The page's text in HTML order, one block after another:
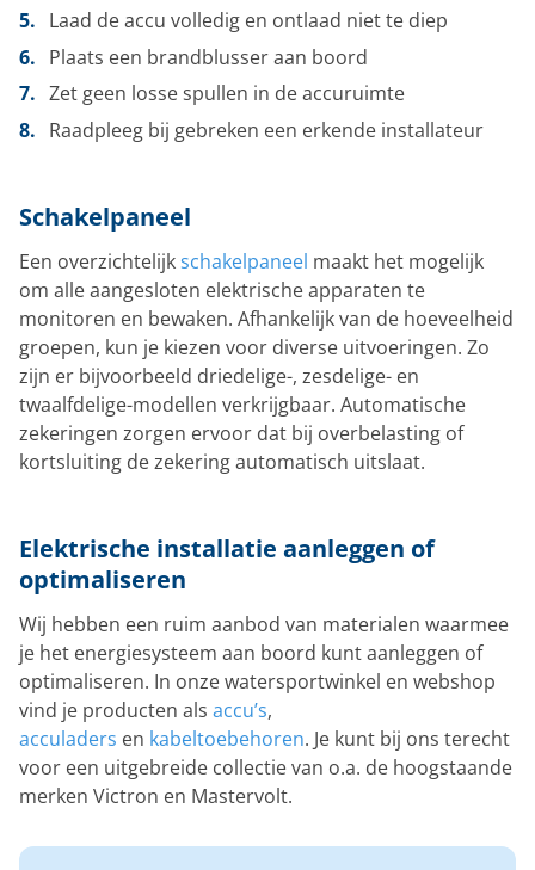
Laad de accu volledig en ontlaad niet te diep
Plaats een brandblusser aan boord
Zet geen losse spullen in de accuruimte
Raadpleeg bij gebreken een erkende installateur
Schakelpaneel
Een overzichtelijkschakelpaneel maakt het mogelijk
om alle aangesloten elektrische apparaten te
monitoren en bewaken. Afhankelijk van de hoeveelheid
groepen, kun je kiezen voor diverse uitvoeringen. Zo
zijn er bijvoorbeeld driedelige-, zesdelige- en
twaalfdelige-modellen verkrijgbaar. Automatische
zekeringen zorgen ervoor dat bij overbelasting of
kortsluiting de zekering automatisch uitslaat.
Elektrische installatie aanleggen of
optimaliseren
Wij hebben een ruim aanbod van materialen waarmee
je het energiesysteem aan boord kunt aanleggen of
optimaliseren. In onze watersportwinkel en webshop
vind je producten als accu’s,
acculaders en kabeltoebehoren. Je kunt bij ons terecht
voor een uitgebreide collectie van o.a. de hoogstaande
merken Victron en Mastervolt.